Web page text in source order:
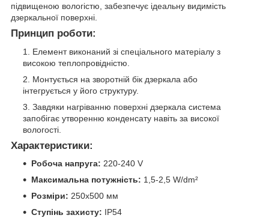
підвищеною вологістю, забезпечує ідеальну видимість
дзеркальної поверхні.
Принцип роботи:
Елемент виконаний зі спеціального матеріалу з
високою теплопровідністю.
Монтується на зворотній бік дзеркала або
інтегрується у його структуру.
Завдяки нагріванню поверхні дзеркала система
запобігає утворенню конденсату навіть за високої
вологості.
Характеристики:
Робоча напруга: 220-240 V
Максимальна потужність: 1,5-2,5 W/dm²
Розміри: 250x500 мм
Ступінь захисту: IP54